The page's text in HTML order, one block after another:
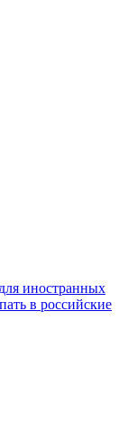
иностранных
в российские